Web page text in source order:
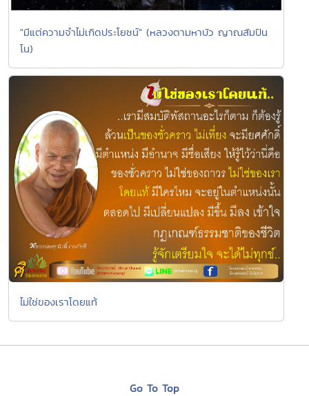
"มีแต่ความจำไม่เกิดประโยชน์" (หลวงตามหาบัว ญาณสัมปัน
โน)
ไม่ใช่ของเราโดยแท้
Go To Top